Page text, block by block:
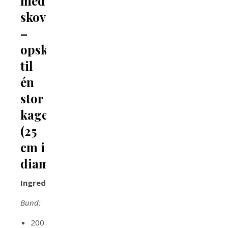
skovbærgele
–
opskrift
til
én
stor
kage
(25
cm i
diameter)
Ingredienser
Bund:
200